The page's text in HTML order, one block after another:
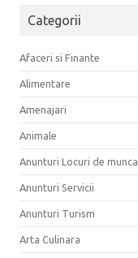
Categorii
Afaceri si Finante
Alimentare
Amenajari
Animale
Anunturi Locuri de munca
Anunturi Servicii
Anunturi Turism
Arta Culinara